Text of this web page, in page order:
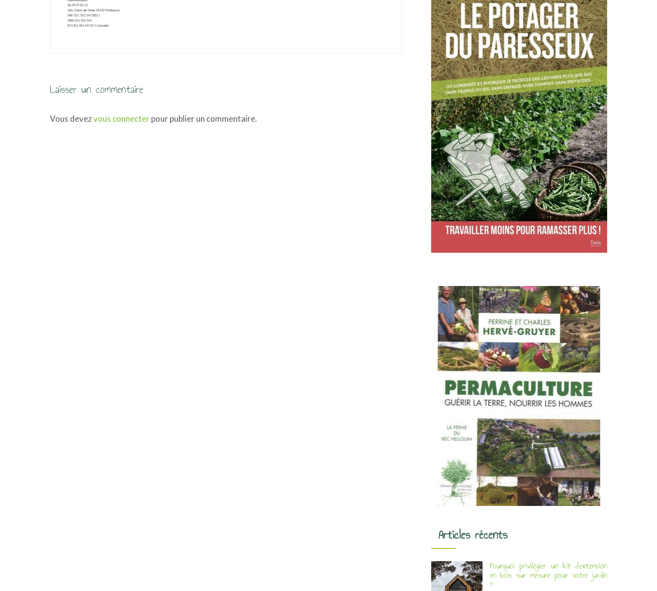
Laisser un commentaire
Vous devezvous connecterpour publier un commentaire.
Articles récents
Pourquoi privilégier un kit d’extension
en bois sur mesure pour votre jardin
?